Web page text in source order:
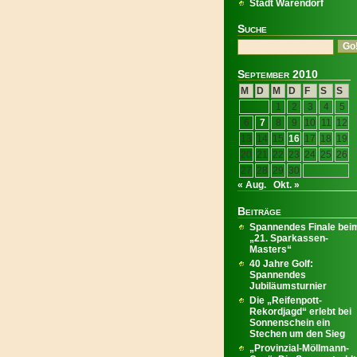
Stadt Warendorf
Suche
September 2010
M D M D F S
S
1
2 3 4
5
6
7 8 9 10 11 12
13 14 15 16 17 18 19
20 21 22 23 24 25 26
27 28 29 30
« Aug.
Okt. »
Beiträge
Spannendes Finale
„21. Sparkassen-
Masters“
40 Jahre Golf:
Spannendes
Jubiläumsturnier
Die „Reifenpott-
Rekordjagd“ erlebt bei
Sonnenschein ein
Stechen um den Sieg
„Provinzial-Möllmann-